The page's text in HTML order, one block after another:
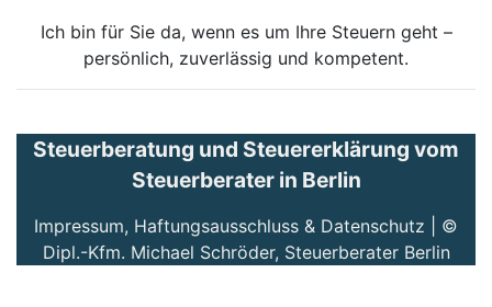
Ich bin für Sie da, wenn es um Ihre Steuern geht –
persönlich, zuverlässig und kompetent.
Steuerberatung und Steuererklärung vom
Steuerberater in Berlin
Impressum, Haftungsausschluss & Datenschutz | ©
Dipl.-Kfm. Michael Schröder, Steuerberater Berlin